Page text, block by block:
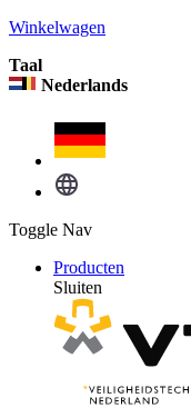
Winkelwagen
Taal
Nederlands
Toggle Nav
Producten
Sluiten